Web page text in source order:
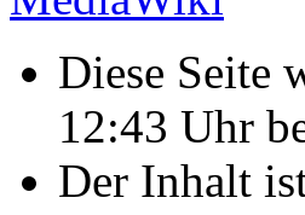
Diese Seite
12:43 Uhr
Der Inhalt